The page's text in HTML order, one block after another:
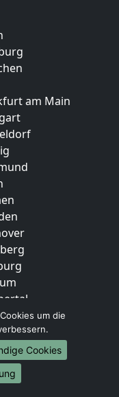
am Main
um die
Cookies